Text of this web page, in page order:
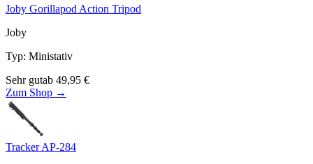
Joby Gorillapod Action Tripod
Joby
Typ: Ministativ
Sehr gutab 49,95 €
Zum Shop →
Tracker AP-284